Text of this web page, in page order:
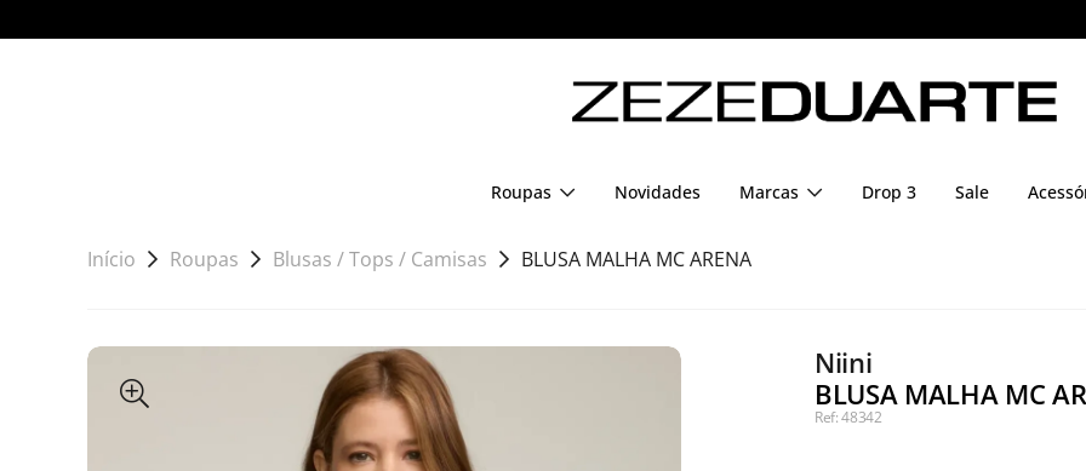
Roupas Novidades Marcas Drop 3 Sale
Início Roupas Blusas / Tops / Camisas BLUSA MALHA MC ARENA
Niini
BLUSA MALHA MC
Ref: 48342